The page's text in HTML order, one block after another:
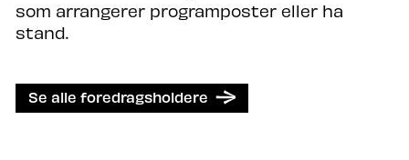
som arrangerer programposter eller ha
stand.
Se alle foredragsholdere